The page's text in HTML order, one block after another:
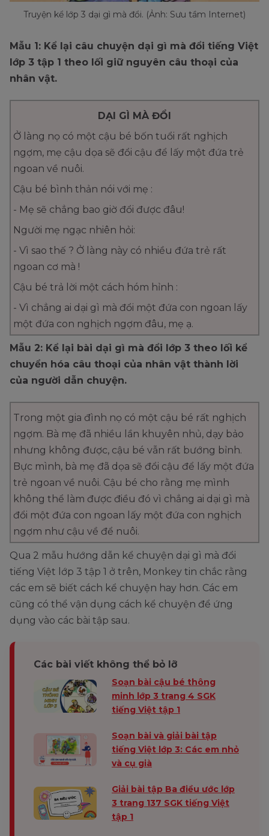
Truyện kể lớp 3 dại gì mà đổi. (Ảnh: Sưu tầm Internet)
Mẫu 1: Kể lại câu chuyện dại gì mà đổi tiếng Việt
lớp 3 tập 1 theo lối giữ nguyên câu thoại của
nhân vật.
DẠI GÌ MÀ ĐỔI
Ở làng nọ có một cậu bé bốn tuổi rất nghịch
ngợm, mẹ cậu dọa sẽ đổi cậu để lấy một đứa trẻ
ngoan về nuôi.
Cậu bé bình thản nói với mẹ :
- Mẹ sẽ chẳng bao giờ đổi được đâu!
Người mẹ ngạc nhiên hỏi:
- Vì sao thế ? Ở làng này có nhiều đứa trẻ rất
ngoan cơ mà !
Cậu bé trả lời một cách hóm hỉnh :
- Vì chẳng ai dại gì mà đổi một đứa con ngoan lấy
một đứa con nghịch ngợm đâu, mẹ ạ.
Mẫu 2: Kể lại bài dại gì mà đổi lớp 3 theo lối kể
chuyển hóa câu thoại của nhân vật thành lời
của người dẫn chuyện.
Trong một gia đình nọ có một cậu bé rất nghịch
ngợm. Bà mẹ đã nhiều lần khuyên nhủ, dạy bảo
nhưng không được, cậu bé vẫn rất bướng bỉnh.
Bực mình, bà mẹ đã dọa sẽ đổi cậu để lấy một đứa
trẻ ngoan về nuôi. Cậu bé cho rằng mẹ mình
không thể làm được điều đó vì chẳng ai dại gì mà
đổi một đứa con ngoan lấy một đứa con nghịch
ngợm như cậu về để nuôi.
Qua 2 mẫu hướng dẫn kể chuyện dại gì mà đổi
tiếng Việt lớp 3 tập 1 ở trên, Monkey tin chắc rằng
các em sẽ biết cách kể chuyện hay hơn. Các em
cũng có thể vận dụng cách kể chuyện để ứng
dụng vào các bài tập sau.
Các bài viết không thể bỏ lỡ
Soạn bài cậu bé thông
minh lớp 3 trang 4 SGK
tiếng Việt tập 1
Soạn bài và giải bài tập
tiếng Việt lớp 3: Các em nhỏ
và cụ già
Giải bài tập Ba điều ước lớp
3 trang 137 SGK tiếng Việt
tập 1